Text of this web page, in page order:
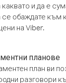
каквато и да е
обаждате към
на Viber.
планове
план ви
разговори